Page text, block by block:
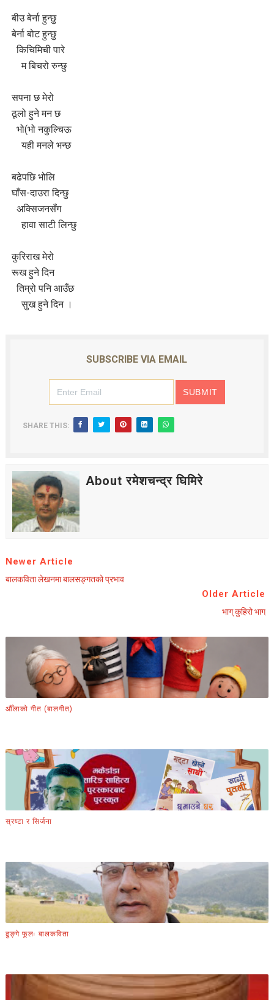
औँलाको गीत (बालगीत)
बीउ बेर्ना हुन्छु
बेर्ना बोट हुन्छु
किचिमिची पारे
म बिचरो रुन्छु
सपना छ मेरो
ठूलो हुने मन छ
भो(भो नकुल्चिऊ
यही मनले भन्छ
बढेपछि भोलि
घाँस-दाउरा दिन्छु
अक्सिजनसँग
हावा साटी लिन्छु
कुरिराख मेरो
रूख हुने दिन
तिम्रो पनि आउँछ
सुख हुने दिन ।
SUBSCRIBE VIA EMAIL
SHARE THIS:
About रमेशचन्द्र घिमिरे
Newer Article
बालकविता लेखनमा बालसङ्गतको प्रभाव
Older Article
भाग् कुहिरो भाग्
औँलाको गीत (बालगीत)
स्रष्टा र सिर्जना
ढुङ्गे फूलः बालकविता